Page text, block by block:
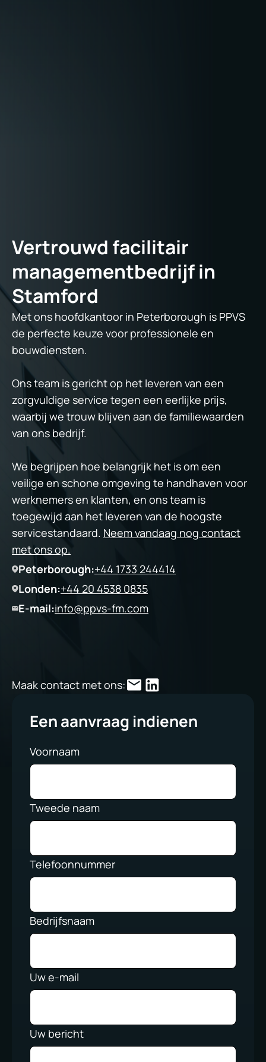
Vertrouwd facilitair
managementbedrijf in
Stamford
Met ons hoofdkantoor in Peterborough is PPVS
de perfecte keuze voor professionele en
bouwdiensten.
Ons team is gericht op het leveren van een
zorgvuldige service tegen een eerlijke prijs,
waarbij we trouw blijven aan de familiewaarden
van ons bedrijf.
We begrijpen hoe belangrijk het is om een
veilige en schone omgeving te handhaven voor
werknemers en klanten, en ons team is
toegewijd aan het leveren van de hoogste
servicestandaard. Neem vandaag nog contact
met ons op.
Peterborough:+44 1733 244414
Londen:+44 20 4538 0835
E-mail:info@ppvs-fm.com
Maak contact met ons:
Een aanvraag indienen
Voornaam
Tweede naam
Telefoonnummer
Bedrijfsnaam
Uw e-mail
Uw bericht